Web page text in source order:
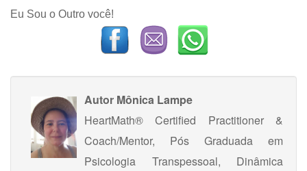
Eu Sou o Outro você!
Autor Mônica Lampe
HeartMath® Certified Practitioner &
Coach/Mentor, Pós Graduada em
Psicologia Transpessoal, Dinâmica